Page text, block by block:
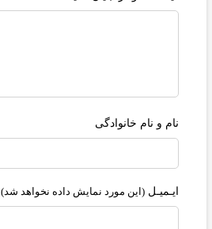
نام و نام خانوادگی
ایـمیـل (این مورد نمایش داده نخواهد شد)